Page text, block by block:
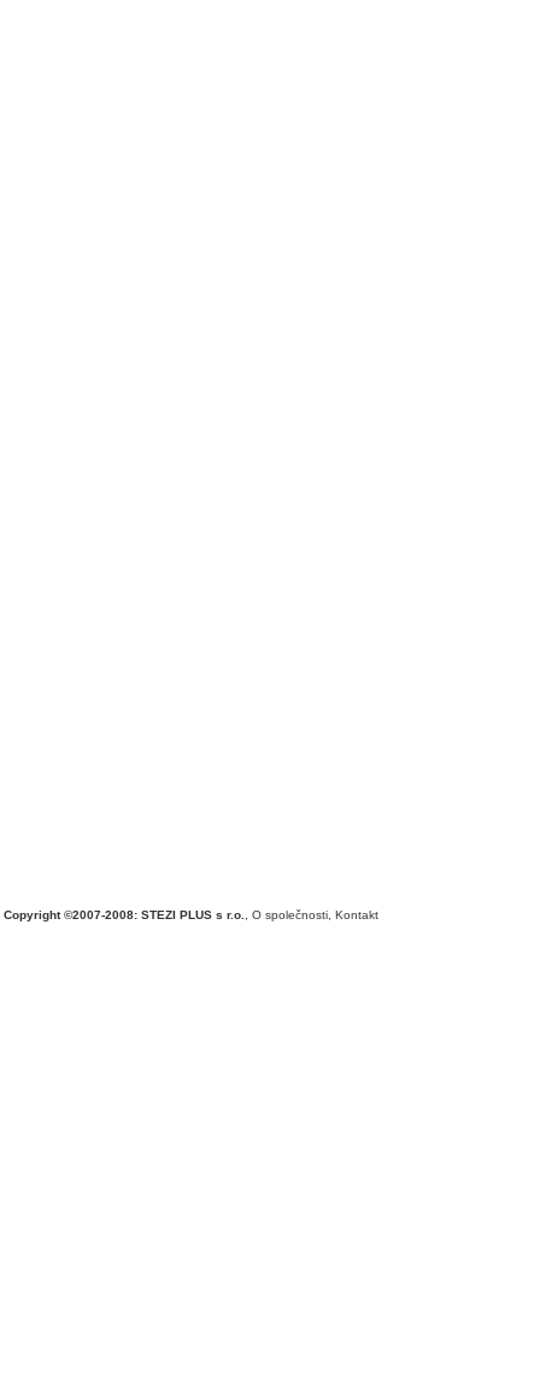
Copyright ©2007-2008: STEZI PLUS s r.o. O společnosti Kontakt